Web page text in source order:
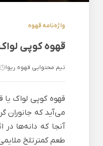
واژه‌نامه قهوه
قهوه کوپی
تیم محتوایی قهوه ریو|
قهوه کوپی لواک یا
می‌آید که جانوران
آنجا که دانه‌ها
طعم کمترتلخ